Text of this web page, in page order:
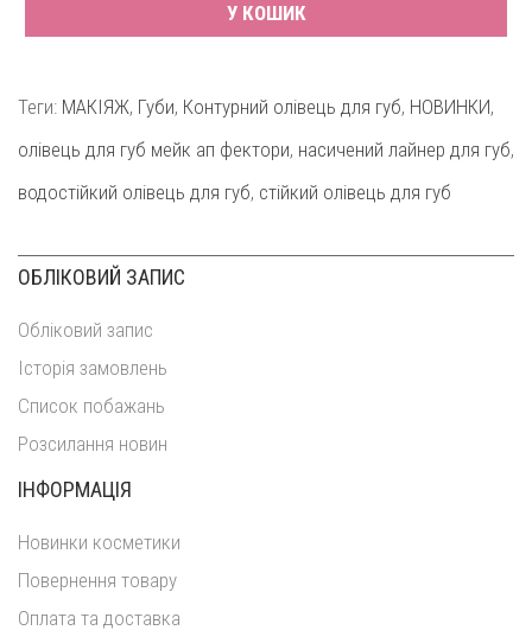
У КОШИК
Теги: МАКІЯЖ, Губи, Контурний олівець для губ, НОВИНКИ,
олівець для губ мейк ап фектори, насичений лайнер для губ,
водостійкий олівець для губ, стійкий олівець для губ
ОБЛІКОВИЙ ЗАПИС
Обліковий запис
Історія замовлень
Список побажань
Розсилання новин
ІНФОРМАЦІЯ
Новинки косметики
Повернення товару
Оплата та доставка